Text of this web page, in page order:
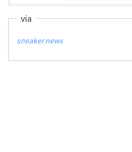
sneaker news